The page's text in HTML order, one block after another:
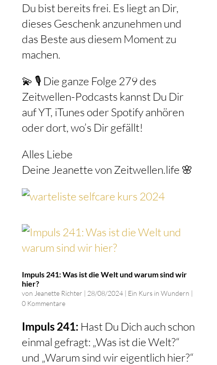
Du bist bereits frei. Es liegt an Dir,
dieses Geschenk anzunehmen und
das Beste aus diesem Moment zu
machen.
💫 🎙️ Die ganze Folge 279 des
Zeitwellen-Podcasts kannst Du Dir
auf YT, iTunes oder Spotify anhören
oder dort, wo’s Dir gefällt!
Alles Liebe
Deine Jeanette von Zeitwellen.life 🌸
Impuls 241: Was ist die Welt und warum sind wir
hier?
von Jeanette Richter | 28/08/2024| Ein Kurs in Wundern |
0 Kommentare
Impuls 241: Hast Du Dich auch schon
einmal gefragt: „Was ist die Welt?“
und „Warum sind wir eigentlich hier?“